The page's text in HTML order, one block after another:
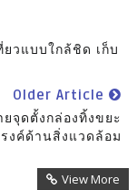
วแบบใกล้ชิด เก็บ
Older Article
จุดตั้งกล่องทิ้งขยะ
งค์ด้านสิ่งแวดล้อม
View More